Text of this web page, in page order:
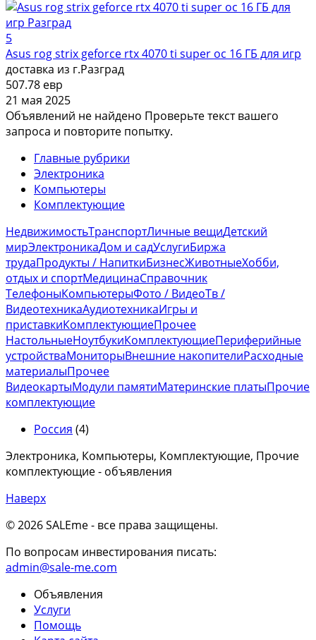
5
Asus rog strix geforce rtx 4070 ti super oc 16 ГБ для игр
доставка из г.Разград
507.78 евр
21 мая 2025
Объявлений не найдено Проверьте текст вашего
запроса и повторите попытку.
Главные рубрики
Электроника
Компьютеры
Комплектующие
НедвижимостьТранспортЛичные вещиДетский
мирЭлектроникаДом и садУслугиБиржа
трудаПродукты / НапиткиБизнесЖивотныеХобби,
отдых и спортМедицинаСправочник
ТелефоныКомпьютерыФото / ВидеоТв /
ВидеотехникаАудиотехникаИгры и
приставкиКомплектующиеПрочее
НастольныеНоутбукиКомплектующиеПериферийные
устройстваМониторыВнешние накопителиРасходные
материалыПрочее
ВидеокартыМодули памятиМатеринские платыПрочие
комплектующие
Россия (4)
Электроника, Компьютеры, Комплектующие, Прочие
комплектующие - объявления
Наверх
© 2026 SALEme - все права защищены.
По вопросам инвестирования писать:
admin@sale-me.com
Объявления
Услуги
Помощь